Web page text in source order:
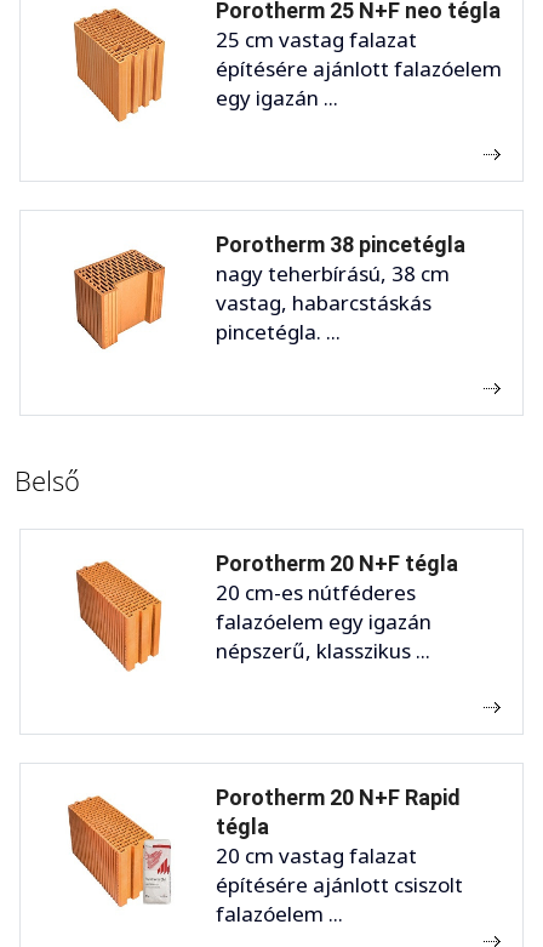
Porotherm 25 N+F neo tégla
25 cm vastag falazat
építésére ajánlott falazóelem
egy igazán ...
Porotherm 38 pincetégla
nagy teherbírású, 38 cm
vastag, habarcstáskás
pincetégla. ...
Belső
Porotherm 20 N+F tégla
20 cm-es nútféderes
falazóelem egy igazán
népszerű, klasszikus ...
Porotherm 20 N+F Rapid
tégla
20 cm vastag falazat
építésére ajánlott csiszolt
falazóelem ...